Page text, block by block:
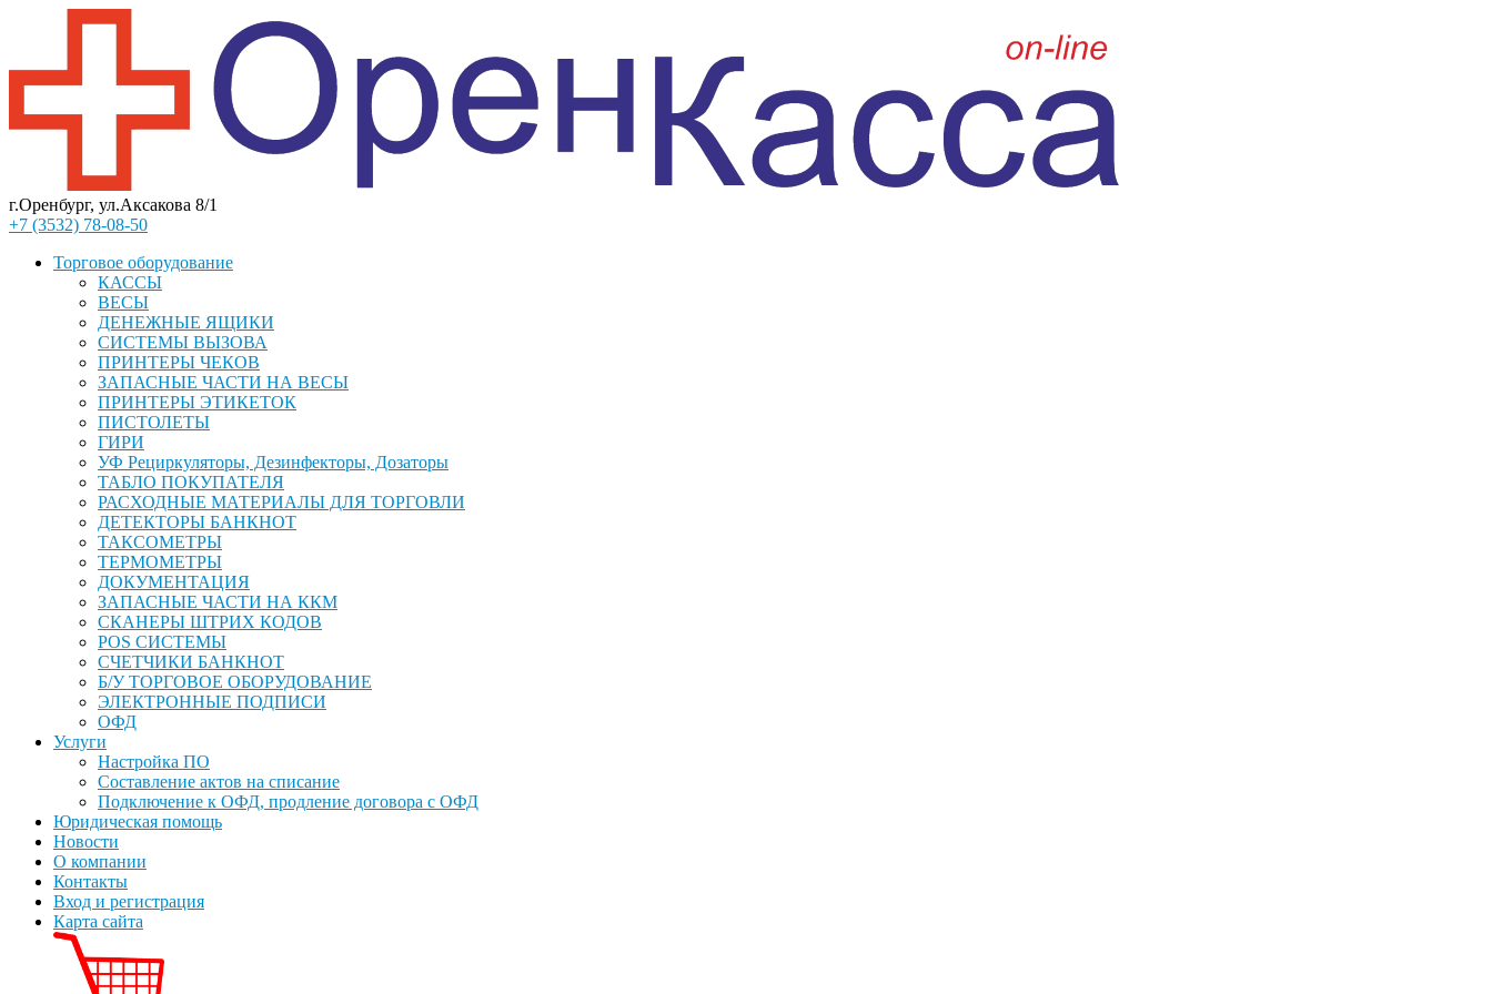
г.Оренбург, ул.Аксакова 8/1
+7 (3532) 78-08-50
Торговое оборудование
КАССЫ
ВЕСЫ
ДЕНЕЖНЫЕ ЯЩИКИ
СИСТЕМЫ ВЫЗОВА
ПРИНТЕРЫ ЧЕКОВ
ЗАПАСНЫЕ ЧАСТИ НА ВЕСЫ
ПРИНТЕРЫ ЭТИКЕТОК
ПИСТОЛЕТЫ
ГИРИ
УФ Рециркуляторы, Дезинфекторы, Дозаторы
ТАБЛО ПОКУПАТЕЛЯ
РАСХОДНЫЕ МАТЕРИАЛЫ ДЛЯ ТОРГОВЛИ
ДЕТЕКТОРЫ БАНКНОТ
ТАКСОМЕТРЫ
ТЕРМОМЕТРЫ
ДОКУМЕНТАЦИЯ
ЗАПАСНЫЕ ЧАСТИ НА ККМ
СКАНЕРЫ ШТРИХ КОДОВ
POS СИСТЕМЫ
СЧЕТЧИКИ БАНКНОТ
Б/У ТОРГОВОЕ ОБОРУДОВАНИЕ
ЭЛЕКТРОННЫЕ ПОДПИСИ
ОФД
Услуги
Настройка ПО
Составление актов на списание
Подключение к ОФД, продление договора с ОФД
Юридическая помощь
Новости
О компании
Контакты
Вход и регистрация
Карта сайта